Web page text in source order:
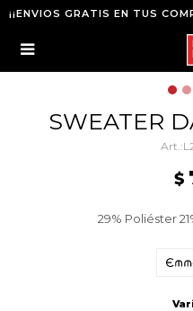
¡¡ENVIOS GRATIS EN TUS

SWEATER
$
29% Poliéster